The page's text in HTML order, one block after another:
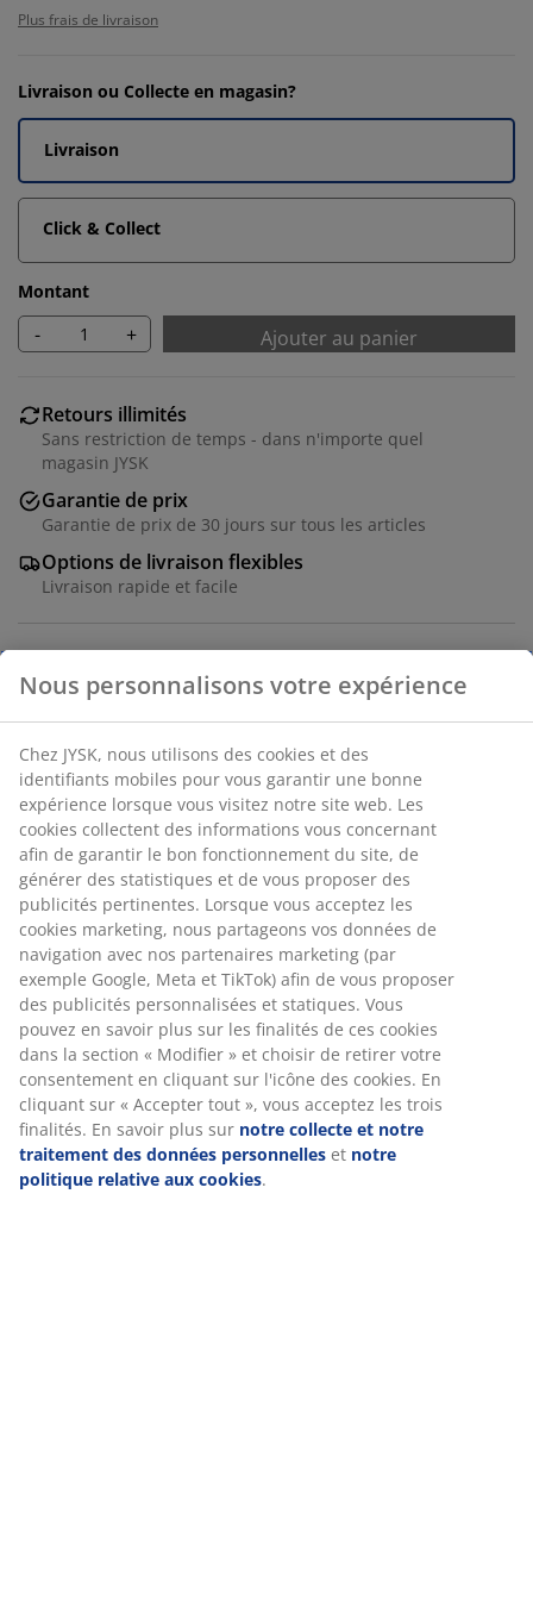
Plus frais de livraison
Livraison ou Collecte en magasin?
Livraison
Click & Collect
Montant
- + Ajouter au panier
Retours illimités
Sans restriction de temps - dans n'importe quel
magasin JYSK
Garantie de prix
Garantie de prix de 30 jours sur tous les articles
Options de livraison flexibles
Livraison rapide et facile
RÉFÉRENCE: 5231200
Spécifications
Avis
(3)
Livraison
Nous personnalisons votre expérience
Chez JYSK, nous utilisons des cookies et des
identifiants mobiles pour vous garantir une bonne
expérience lorsque vous visitez notre site web. Les
cookies collectent des informations vous concernant
afin de garantir le bon fonctionnement du site, de
générer des statistiques et de vous proposer des
publicités pertinentes. Lorsque vous acceptez les
cookies marketing, nous partageons vos données de
navigation avec nos partenaires marketing (par
exemple Google, Meta et TikTok) afin de vous proposer
des publicités personnalisées et statiques. Vous
pouvez en savoir plus sur les finalités de ces cookies
dans la section « Modifier » et choisir de retirer votre
consentement en cliquant sur l'icône des cookies. En
cliquant sur « Accepter tout », vous acceptez les trois
finalités. En savoir plus sur notre collecte et notre
traitement des données personnelles et notre
politique relative aux cookies.